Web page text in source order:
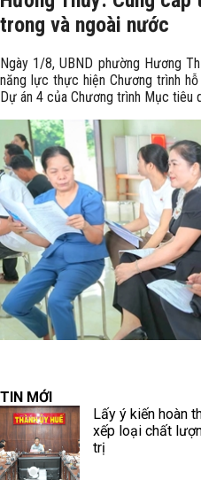
trong và ngoài nước
Ngày 1/8, UBND phường Hương
năng lực thực hiện Chương trình
Dự án 4 của Chương trình Mục tiêu
TIN MỚI
Lấy ý kiến hoàn
xếp loại chất
trị